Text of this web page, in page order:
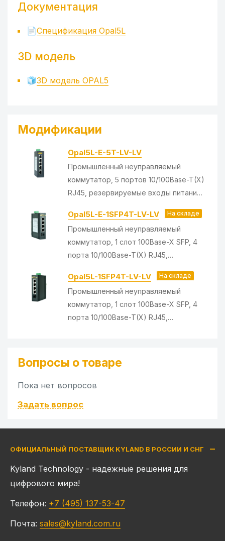
Электропитание
DC входное
AC входное напряжение 18...30 В
Реализация корпуса
Внешний вид и
материал
Металл
На DIN-рейку
Размеры
29.6 мм
Требования к условиям
использования
Сертификация и
поддерживаемые стандарты
Сертификаты
CE, FCC
Документация
📄Спецификация Opal5L
3D модель
🧊3D модель OPAL5
Модификации
Opal5L-E-5T-LV-LV
Промышленный неуправляемый
коммутатор, 5 портов 10/100Base-T(X)
RJ45, резервируемые входы питания
Opal5L-E-1SFP4T-LV-LV На складе
Промышленный неуправляемый
коммутатор, 1 слот 100Base-X SFP, 4
порта 10/100Base-T(X) RJ45,
DC/18-30В AC, -10...+60C
Opal5L-1SFP4T-LV-LV На складе
Промышленный неуправляемый
коммутатор, 1 слот 100Base-X SFP, 4
порта 10/100Base-T(X) RJ45,
Вопросы о товаре
Пока нет вопросов
Задать вопрос
ОФИЦИАЛЬНЫЙ ПОСТАВЩИК KYLAND В РОССИИ И СНГ
Kyland Technology - надежные решения для
цифрового мира!
Телефон: +7 (495) 137-53-47
Почта: sales@kyland.com.ru